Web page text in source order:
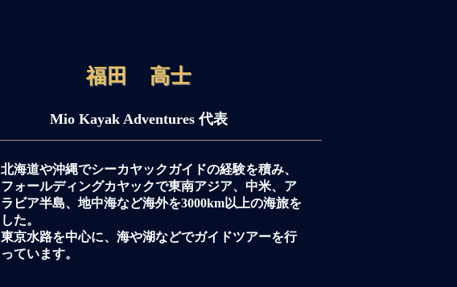
​福田 高士
​Mio Kayak Adventures 代表
北海道や沖縄でシーカヤック ガイドの経験を積み、
フォールディングカヤックで東南アジア、中米、 ア
ラビア半島、地中海など海外を3000km以上の海旅を
した。
東京水路を中心に、海や湖などでガイドツアーを行
っています。